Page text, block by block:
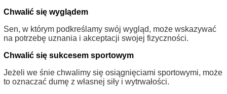
Chwalić się wyglądem
Sen, w którym podkreślamy swój wygląd, może wskazywać
na potrzebę uznania i akceptacji swojej fizyczności.
Chwalić się sukcesem sportowym
Jeżeli we śnie chwalimy się osiągnięciami sportowymi, może
to oznaczać dumę z własnej siły i wytrwałości.